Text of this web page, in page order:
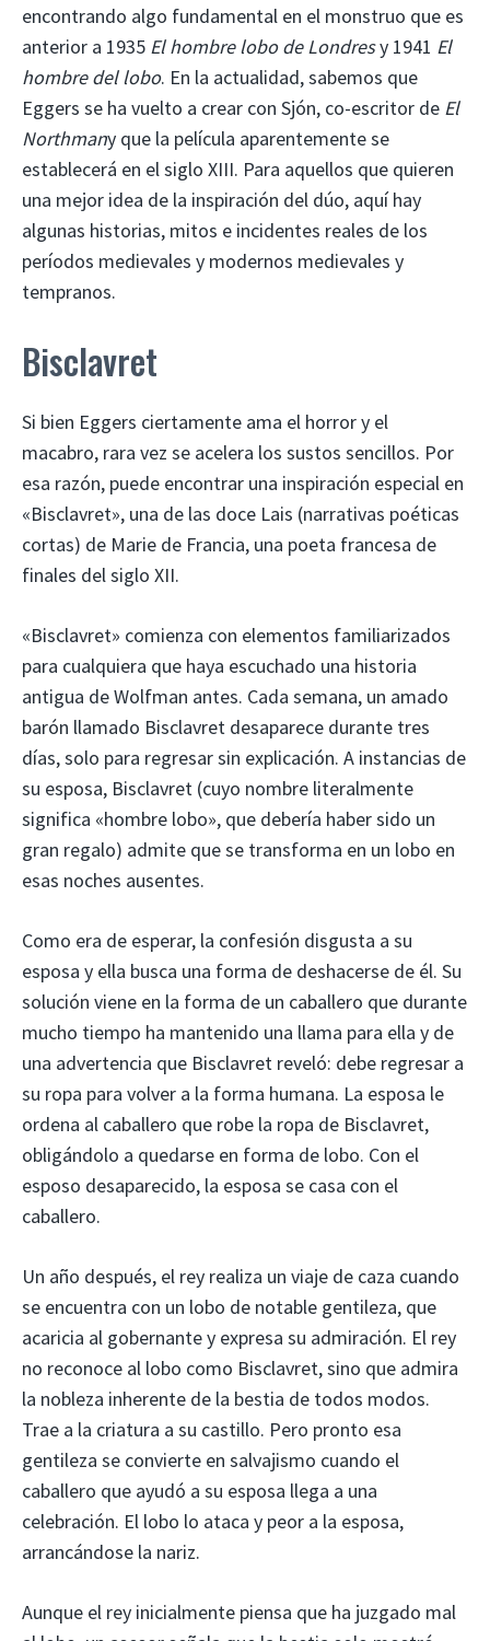
encontrando algo fundamental en el monstruo que es
anterior a 1935 El hombre lobo de Londresy 1941 El
hombre del lobo. En la actualidad, sabemos que
Eggers se ha vuelto a crear con Sjón, co-escritor de El
Northmany que la película aparentemente se
establecerá en el siglo XIII. Para aquellos que quieren
una mejor idea de la inspiración del dúo, aquí hay
algunas historias, mitos e incidentes reales de los
períodos medievales y modernos medievales y
tempranos.
Bisclavret
Si bien Eggers ciertamente ama el horror y el
macabro, rara vez se acelera los sustos sencillos. Por
esa razón, puede encontrar una inspiración especial en
«Bisclavret», una de las doce Lais (narrativas poéticas
cortas) de Marie de Francia, una poeta francesa de
finales del siglo XII.
«Bisclavret» comienza con elementos familiarizados
para cualquiera que haya escuchado una historia
antigua de Wolfman antes. Cada semana, un amado
barón llamado Bisclavret desaparece durante tres
días, solo para regresar sin explicación. A instancias de
su esposa, Bisclavret (cuyo nombre literalmente
significa «hombre lobo», que debería haber sido un
gran regalo) admite que se transforma en un lobo en
esas noches ausentes.
Como era de esperar, la confesión disgusta a su
esposa y ella busca una forma de deshacerse de él. Su
solución viene en la forma de un caballero que durante
mucho tiempo ha mantenido una llama para ella y de
una advertencia que Bisclavret reveló: debe regresar a
su ropa para volver a la forma humana. La esposa le
ordena al caballero que robe la ropa de Bisclavret,
obligándolo a quedarse en forma de lobo. Con el
esposo desaparecido, la esposa se casa con el
caballero.
Un año después, el rey realiza un viaje de caza cuando
se encuentra con un lobo de notable gentileza, que
acaricia al gobernante y expresa su admiración. El rey
no reconoce al lobo como Bisclavret, sino que admira
la nobleza inherente de la bestia de todos modos.
Trae a la criatura a su castillo. Pero pronto esa
gentileza se convierte en salvajismo cuando el
caballero que ayudó a su esposa llega a una
celebración. El lobo lo ataca y peor a la esposa,
arrancándose la nariz.
Aunque el rey inicialmente piensa que ha juzgado mal